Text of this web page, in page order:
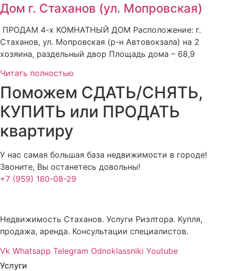
Дом г. Стаханов (ул. Мопровская)
ПРОДАМ 4-х КОМНАТНЫЙ ДОМ Расположение: г.
Стаханов, ул. Мопровская (р-н Автовокзала) на 2
хозяина, раздельный двор Площадь дома – 68,9
Читать полностью
Поможем СДАТЬ/СНЯТЬ,
КУПИТЬ или ПРОДАТЬ
квартиру
У нас самая большая база недвижимости в городе!
Звоните, Вы останетесь довольны!
+7 (959) 180-08-29
Недвижимость Стаханов. Услуги Риэлтора. Купля,
продажа, аренда. Консультации специалистов.
Vk Whatsapp Telegram Odnoklassniki Youtube
Услуги